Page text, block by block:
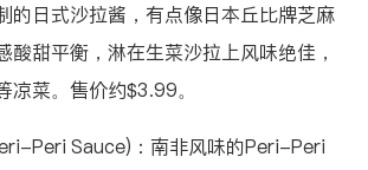
的日式沙拉酱，有点像日本丘比牌芝麻
酸甜平衡，淋在生菜沙拉上风味绝佳，
凉菜。售价约$3.99。
Peri Sauce)：南非风味的Peri-Peri